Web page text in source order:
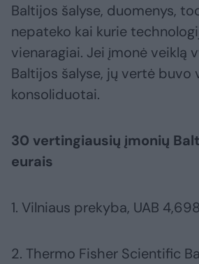
Baltijos šalyse, duomenys,
nepateko kai kurie
vienaragiai. Jei įmonė veiklą
Baltijos šalyse, jų vertė buvo
konsoliduotai.
30 vertingiausių įmonių
eurais
1. Vilniaus prekyba, UAB
2. Thermo Fisher Scientific